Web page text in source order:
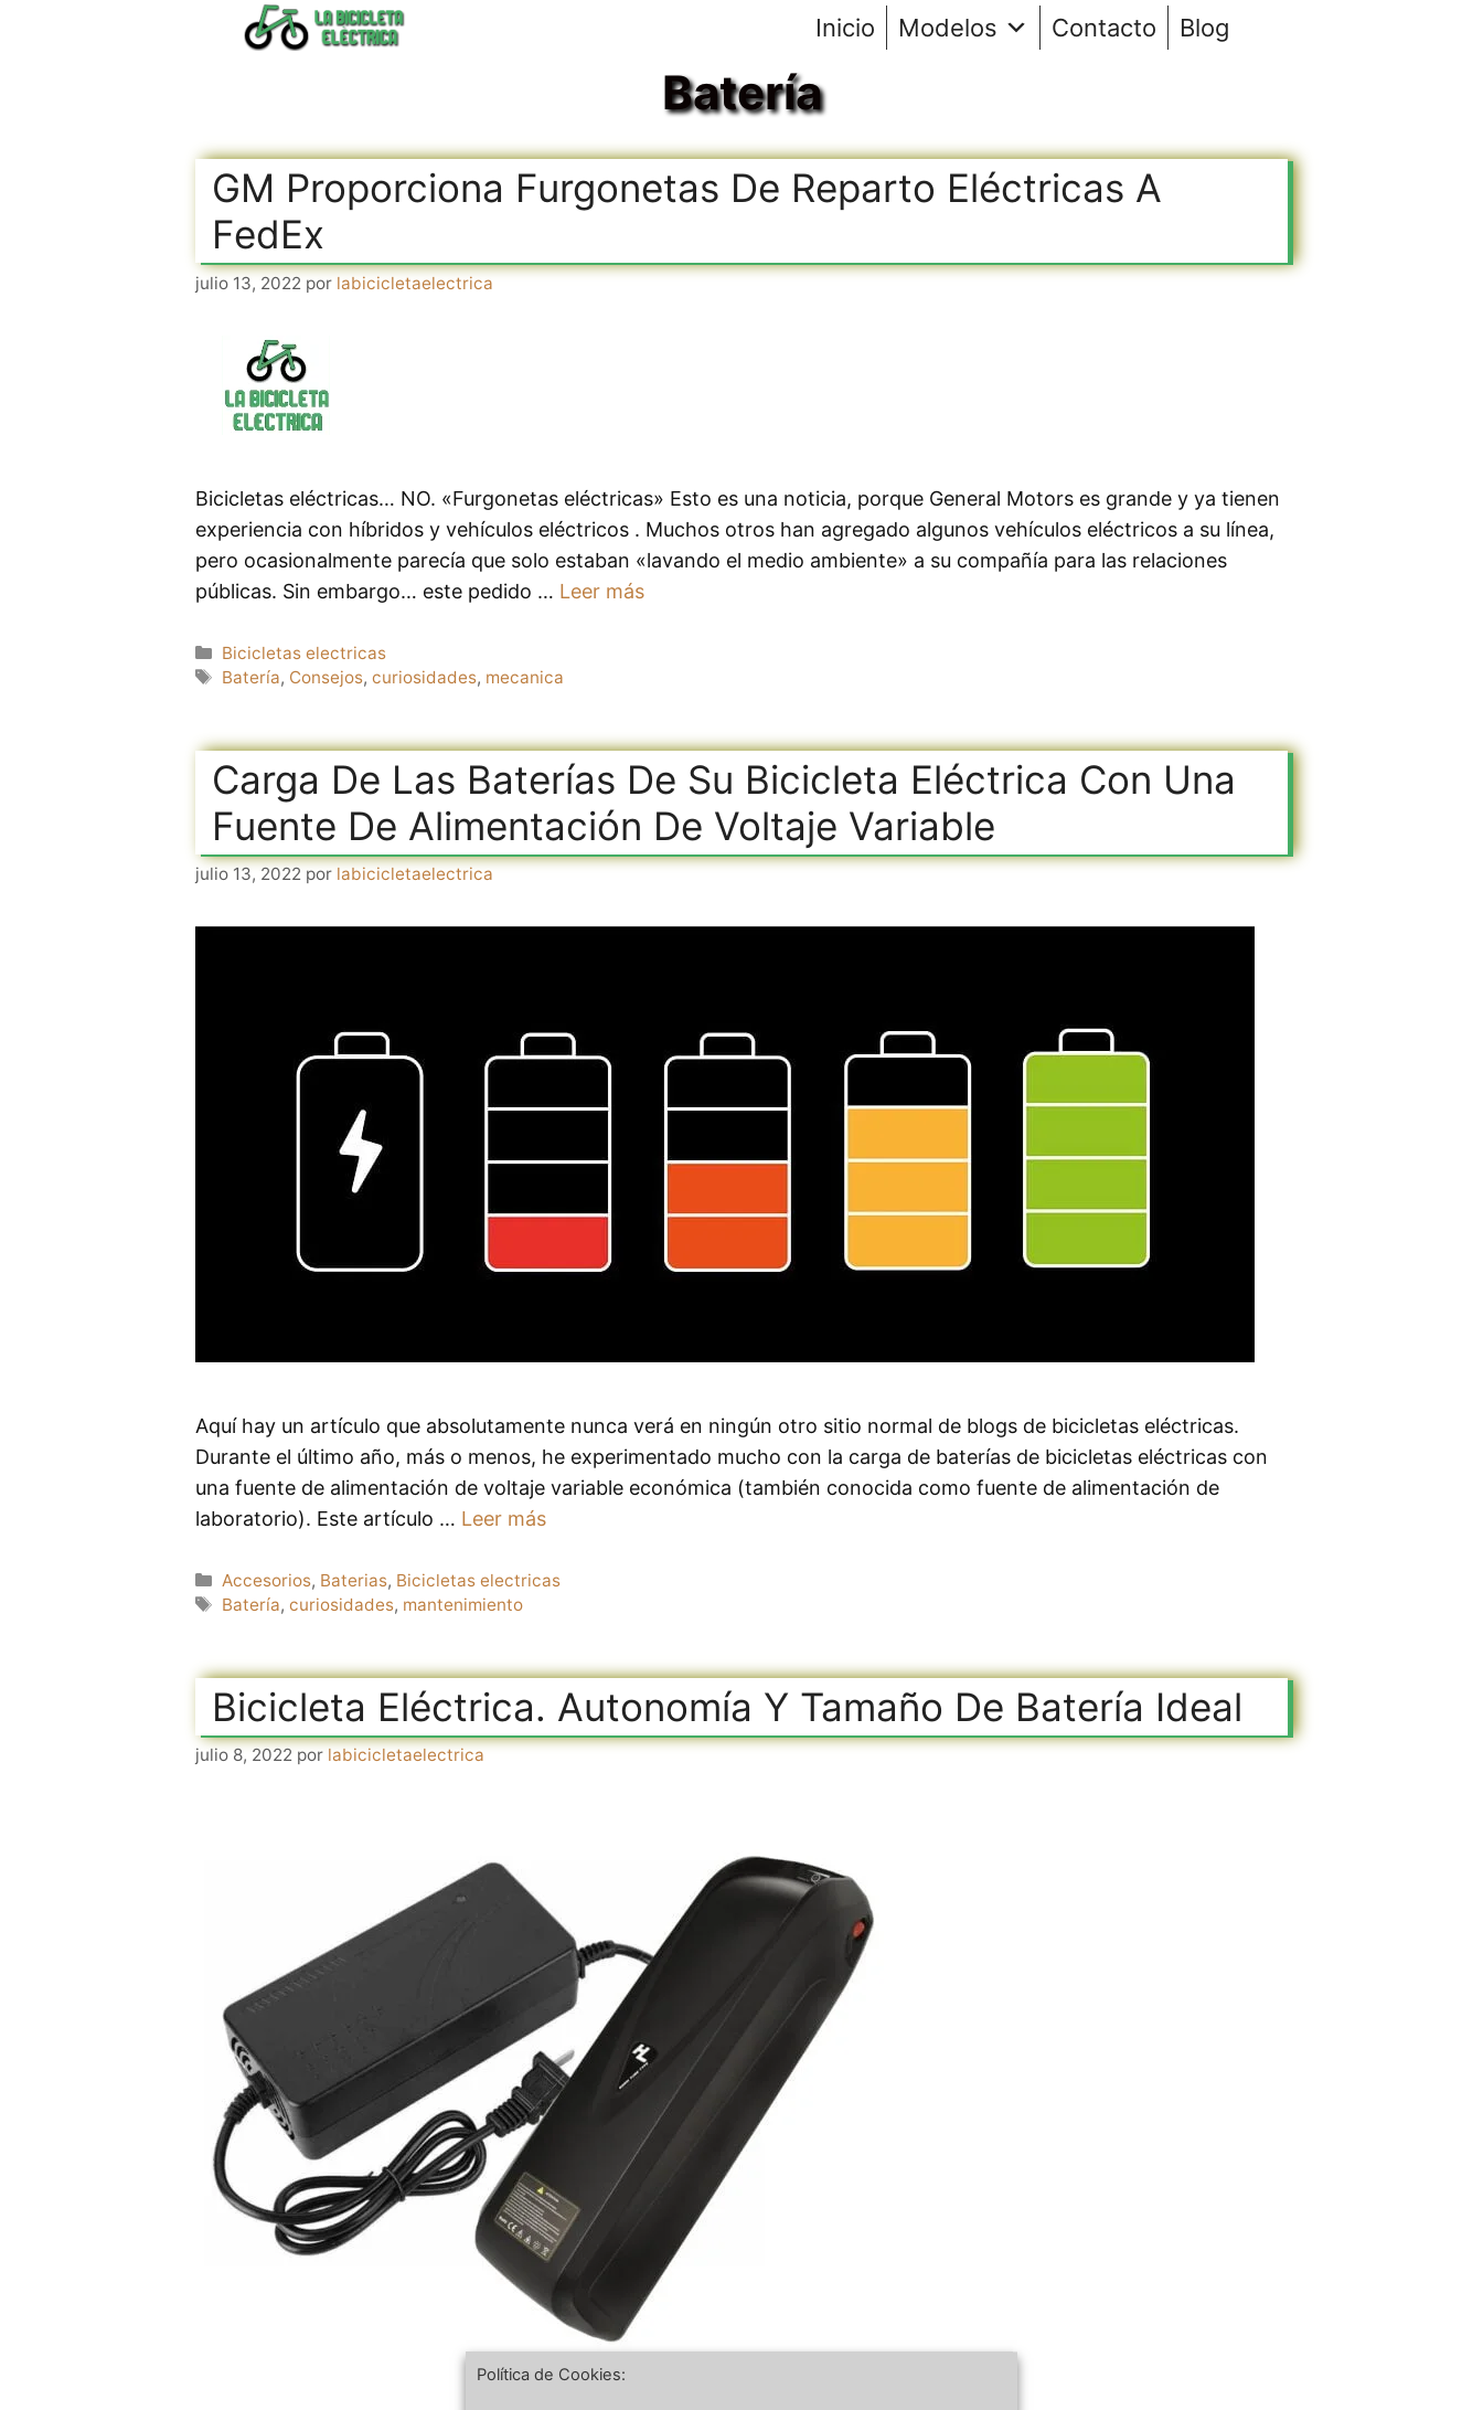
Inicio Modelos Contacto Blog
Batería
GM Proporciona Furgonetas De Reparto Eléctricas A
FedEx
julio 13, 2022 por labicicletaelectrica
Bicicletas eléctricas… NO. «Furgonetas eléctricas» Esto es una noticia, porque General Motors es grande y ya tienen
experiencia con híbridos y vehículos eléctricos . Muchos otros han agregado algunos vehículos eléctricos a su línea,
pero ocasionalmente parecía que solo estaban «lavando el medio ambiente» a su compañía para las relaciones
públicas. Sin embargo… este pedido … Leer más
Categorías
Bicicletas electricas
Etiquetas
Batería, Consejos,curiosidades, mecanica
Carga De Las Baterías De Su Bicicleta Eléctrica Con Una
Fuente De Alimentación De Voltaje Variable
julio 13, 2022 por labicicletaelectrica
Aquí hay un artículo que absolutamente nunca verá en ningún otro sitio normal de blogs de bicicletas eléctricas.
Durante el último año, más o menos, he experimentado mucho con la carga de baterías de bicicletas eléctricas con
una fuente de alimentación de voltaje variable económica (también conocida como fuente de alimentación de
laboratorio). Este artículo … Leer más
Categorías
Accesorios, Baterias, Bicicletas electricas
Etiquetas
Batería,curiosidades, mantenimiento
Bicicleta Eléctrica. Autonomía Y Tamaño De Batería Ideal
julio 8, 2022 por labicicletaelectrica
Política de Cookies: